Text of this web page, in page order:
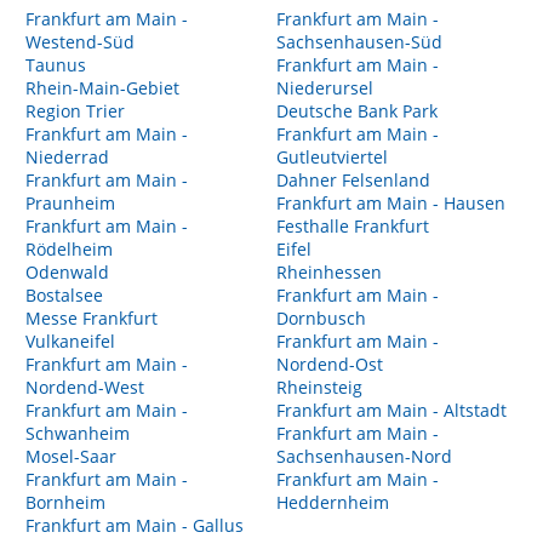
Frankfurt am Main -
Westend-Süd
Taunus
Rhein-Main-Gebiet
Region Trier
Frankfurt am Main -
Niederrad
Frankfurt am Main -
Praunheim
Frankfurt am Main -
Rödelheim
Odenwald
Bostalsee
Messe Frankfurt
Vulkaneifel
Frankfurt am Main -
Nordend-West
Frankfurt am Main -
Schwanheim
Mosel-Saar
Frankfurt am Main -
Bornheim
Frankfurt am Main - Gallus
Frankfurt am Main -
Sachsenhausen-Süd
Frankfurt am Main -
Niederursel
Deutsche Bank Park
Frankfurt am Main -
Gutleutviertel
Dahner Felsenland
Frankfurt am Main - Hausen
Festhalle Frankfurt
Eifel
Rheinhessen
Frankfurt am Main -
Dornbusch
Frankfurt am Main -
Nordend-Ost
Rheinsteig
Frankfurt am Main - Altstadt
Frankfurt am Main -
Sachsenhausen-Nord
Frankfurt am Main -
Heddernheim